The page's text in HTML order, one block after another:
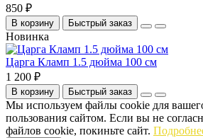
850 ₽
В корзину Быстрый заказ
Новинка
Царга Кламп 1.5 дюйма 100 см
1 200 ₽
В корзину Быстрый заказ
Мы используем файлы cookie для
пользования сайтом. Если вы не
файлов cookie, покиньте сайт.